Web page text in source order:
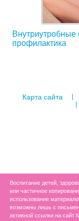
профилактика
Карта сайта
Воспитание детей,
или частичное
использование
возможны лишь с
активной ссылки на сайт